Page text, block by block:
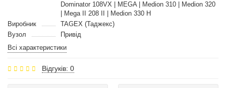
Dominator 108VX | MEGA | Medion 310 | Medion 320
| Mega II 208 II | Medion 330 H
Виробник
TAGEX (Таджекс)
Вузол
Привід
Всі характеристики
Відгуків: 0